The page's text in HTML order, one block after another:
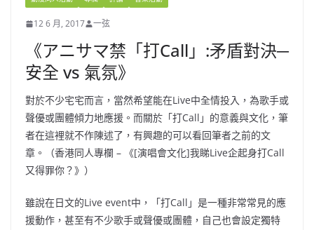
12 6 月, 2017 一弦
《アニサマ禁「打Call」:矛盾對決─
安全 vs 氣氛》
對於不少宅宅而言，當然希望能在Live中全情投入，為歌手或
聲優或團體傾力地應援。而關於「打Call」的意義與文化，筆
者在這裡就不作陳述了，有興趣的可以看回筆者之前的文
章。（香港同人專欄 – 《[演唱會文化]我睇Live企起身打Call
又得罪你？》）
雖說在日文的Live event中，「打Call」是一種非常常見的應
援動作，甚至有不少歌手或聲優或團體，自己也會設定獨特